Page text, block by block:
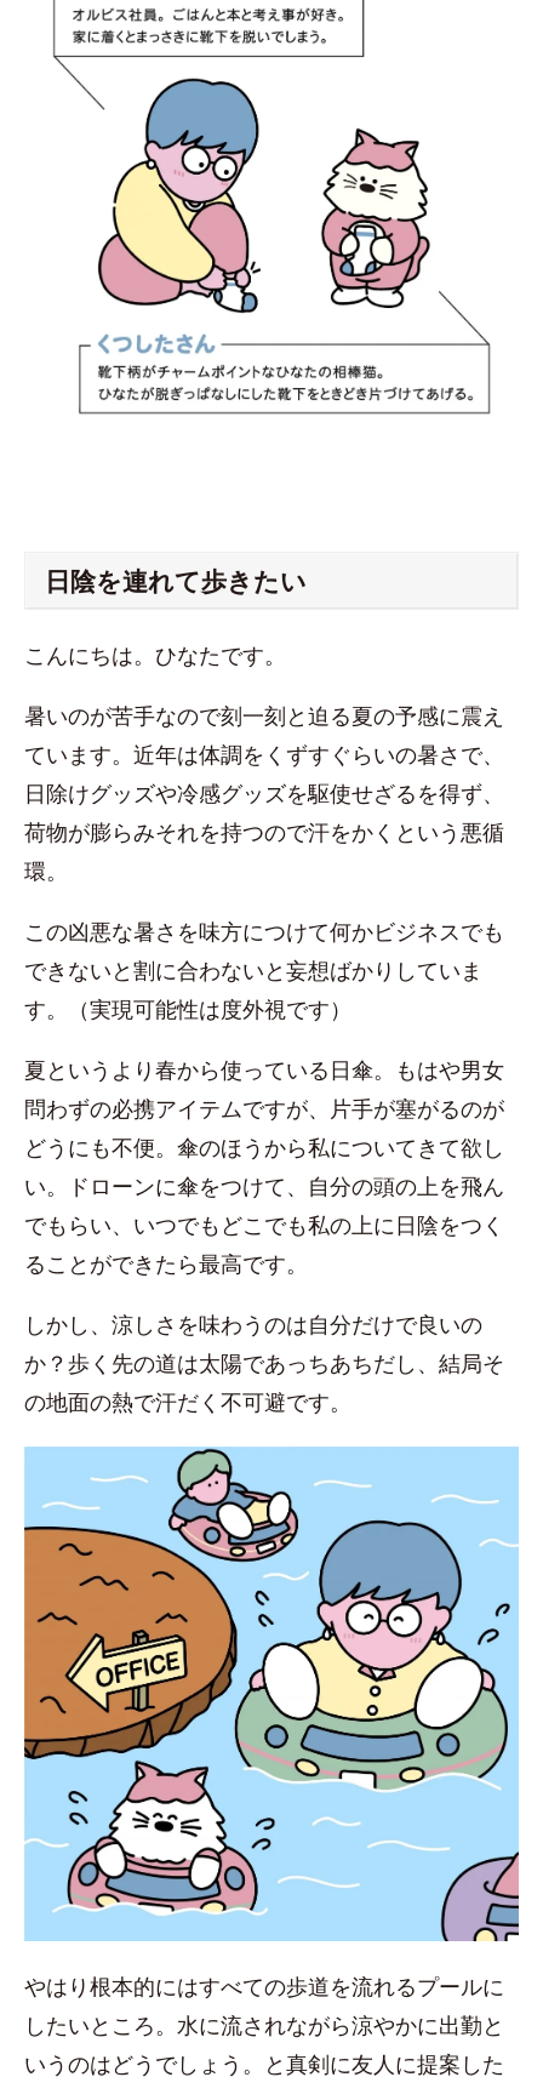
日陰を連れて歩きたい
こんにちは。ひなたです。
暑いのが苦手なので刻一刻と迫る夏の予感に震え
ています。近年は体調をくずすぐらいの暑さで、
日除けグッズや冷感グッズを駆使せざるを得ず、
荷物が膨らみそれを持つので汗をかくという悪循
環。
この凶悪な暑さを味方につけて何かビジネスでも
できないと割に合わないと妄想ばかりしていま
す。（実現可能性は度外視です）
夏というより春から使っている日傘。もはや男女
問わずの必携アイテムですが、片手が塞がるのが
どうにも不便。傘のほうから私についてきて欲し
い。ドローンに傘をつけて、自分の頭の上を飛ん
でもらい、いつでもどこでも私の上に日陰をつく
ることができたら最高です。
しかし、涼しさを味わうのは自分だけで良いの
か？歩く先の道は太陽であっちあちだし、結局そ
の地面の熱で汗だく不可避です。
やはり根本的にはすべての歩道を流れるプールに
したいところ。水に流されながら涼やかに出勤と
いうのはどうでしょう。と真剣に友人に提案した